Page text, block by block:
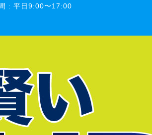
: 平日9:00〜17:00